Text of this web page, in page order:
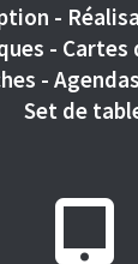
-
- Cartes
-
Set de